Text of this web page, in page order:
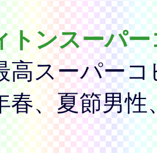
トンスーパー
高スーパー
、夏節男性